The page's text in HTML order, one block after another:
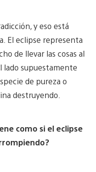
y eso está
El eclipse representa
de llevar las cosas al
lado supuestamente
de pureza o
destruyendo.
como si el eclipse